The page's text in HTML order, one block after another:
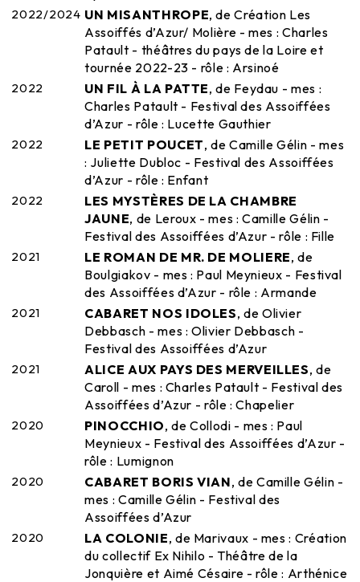
2022/2024 UN MISANTHROPE, de Création Les
Assoiffés d’Azur/ Molière - mes : Charles
Patault - théâtres du pays de la Loire et
tournée 2022-23 - rôle : Arsinoé
2022 UN FIL À LA PATTE, de Feydau - mes :
Charles Patault - Festival des Assoiffées
d’Azur - rôle : Lucette Gauthier
2022 LE PETIT POUCET, de Camille Gélin - mes
: Juliette Dubloc - Festival des Assoiffées
d’Azur - rôle : Enfant
2022
LES MYSTÈRES DE LA CHAMBRE
JAUNE, de Leroux - mes : Camille Gélin -
Festival des Assoiffées d’Azur - rôle : Fille
2021 LE ROMAN DE MR. DE MOLIERE, de
Boulgiakov - mes : Paul Meynieux - Festival
des Assoiffées d’Azur - rôle : Armande
2021 CABARET NOS IDOLES, de Olivier
Debbasch - mes : Olivier Debbasch -
Festival des Assoiffées d’Azur
2021 ALICE AUX PAYS DES MERVEILLES, de
Caroll - mes : Charles Patault - Festival des
Assoiffées d’Azur - rôle : Chapelier
2020 PINOCCHIO, de Collodi - mes : Paul
Meynieux - Festival des Assoiffées d’Azur -
rôle : Lumignon
2020 CABARET BORIS VIAN, de Camille Gélin -
mes : Camille Gélin - Festival des
Assoiffées d’Azur
2020 LA COLONIE, de Marivaux - mes : Création
du collectif Ex Nihilo - Théâtre de la
Jonquière et Aimé Césaire - rôle : Arthénice